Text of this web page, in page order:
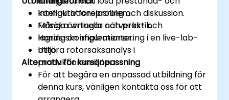
konfigurationsproblem.
Felsöka virtuella nätverks- och
lagringskonfigurationer.
Uttöra rotorsaksanalys i
produktionsmiljöer.
Interaktiv föreläsning och diskussion.
Många övningar och praktik.
Hands-on implementering i en live-lab-
miljö.
Alternativ för kursanpassning
För att begära en anpassad utbildning för
denna kurs, vänligen kontakta oss för att